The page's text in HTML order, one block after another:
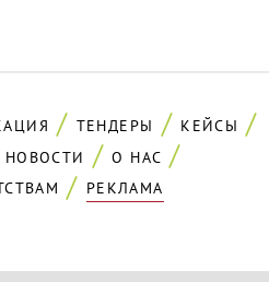
ТЕНДЕРЫ
КЕЙСЫ
НОВОСТИ
О НАС
РЕКЛАМА